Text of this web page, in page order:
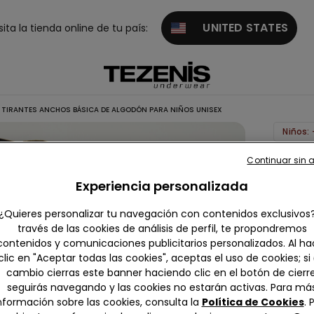
la tienda online de tu país: UNITED STATES
ANCHOS BÁSICA DE ALGODÓN PARA NIÑOS UNISEX
Niños:
anchos
básica
para
niños
Experiencia personalizada
personalizar tu navegación con contenidos
través de las cookies de análisis de perfil, te propondremos
y comunicaciones publicitarios personalizados. Al
en "Aceptar todas las cookies", aceptas el uso de cookies; si
cambio cierras este banner haciendo clic en el botón de
seguirás navegando y las cookies no estarán activas. Para
sobre las cookies, consulta la Política de Cookies.
Continuar sin